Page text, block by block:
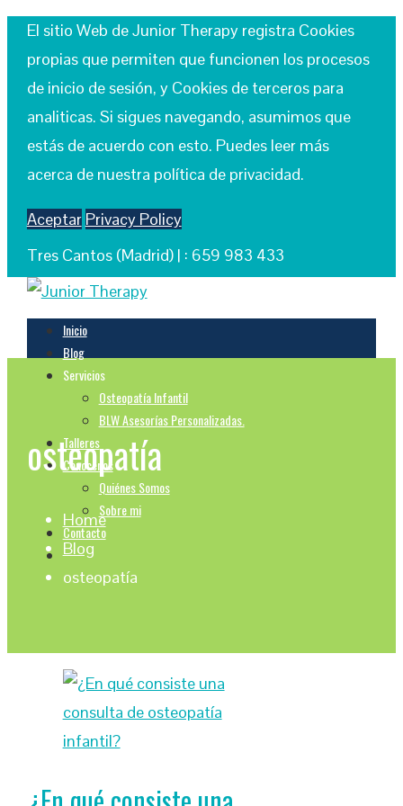
El sitio Web de Junior Therapy registra Cookies
propias que permiten que funcionen los procesos
de inicio de sesión, y Cookies de terceros para
analiticas. Si sigues navegando, asumimos que
estás de acuerdo con esto. Puedes leer más
acerca de nuestra política de privacidad.
Aceptar Privacy Policy
Tres Cantos (Madrid) | : 659 983 433
Inicio
Blog
Servicios
Osteopatía Infantil
BLW Asesorías Personalizadas.
Talleres
Conocenos
Quiénes Somos
Sobre mi
Contacto
osteopatía
Home
Blog
osteopatía